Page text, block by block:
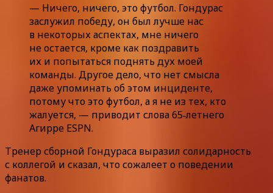
— Ничего, ничего, это футбол. Гондурас
заслужил победу, он был лучше нас
в некоторых аспектах, мне ничего
не остается, кроме как поздравить
их и попытаться поднять дух моей
команды. Другое дело, что нет смысла
даже упоминать об этом инциденте,
потому что это футбол, а я не из тех, кто
жалуется, — приводит слова 65‑летнего
Агирре ESPN.
Тренер сборной Гондураса выразил солидарность
с коллегой и сказал, что сожалеет о поведении
фанатов.